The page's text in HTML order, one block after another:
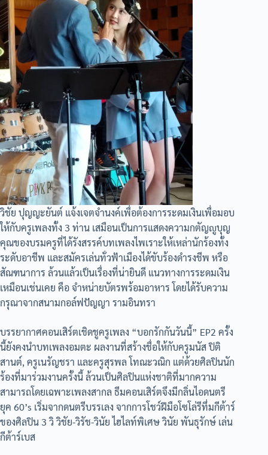
วิชัย ปุญญะยันต์ แจ้งเจตจำนงค์เพื่อต้องการระดมเงินเพื่อมอบ
ให้กับครูเพลงทั้ง 3 ท่าน เสมือนเป็นการแสดงความกตัญญูบุญ
คุณของบรมครูที่ได้รังสรรค์บทเพลงไพเราะให้เหล่านักร้องทั้ง
ระดับอาชีพ และสมัครเล่นทั่วฟ้าเมืองได้ขับร้องดำรงชีพ หรือ
สัณฑนาการ ล้วนแล้วเป็นเรื่องที่น่ายินดี แนวทางการระดมเงิน
เหมือนเช่นเคย คือ จำหน่ายบัตรพร้อมอาหาร โดยได้รับความ
กรุณาจากสนามกอล์ฟปัญญา รามอินทรา
บรรยากาศคอนเสิร์ตเชิดชูครูเพลง “บอกรักกันวันนี้” EP2 ครั้ง
นี้ยังคงนำบทเพลงอมตะ ผลงานที่สร้างชื่อให้กับครูมนัส ปิติ
สานต์, ครูเนรัญชรา และครูสุรพล โทณะวณิก แต่ด้วยศิลปินนัก
ร้องที่มาร่วมงานครั้งนี้ ล้วนเป็นศิลปินแห่งชาติที่มากความ
สามารถโดยเฉพาะเพลงสากล ธีมคอนเสิร์ตจึงมีกลิ่นไอดนตรี
ยุค 60’s เริ่มจากดนตรีบรรเลง จากการโชว์ฝีมือโซโล่รีทึ่มกีต้าร์
ของศิลปิน 3 วิ วิชัย-วิรัช-วินัย ไฮไลท์พิเศษ วินัย พันธุรักษ์ เล่น
กีต้าร์เบส